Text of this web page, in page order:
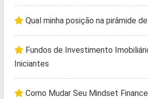
Qual minha posição na pirâmide
Fundos de Investimento
Iniciantes
Como Mudar Seu Mindset